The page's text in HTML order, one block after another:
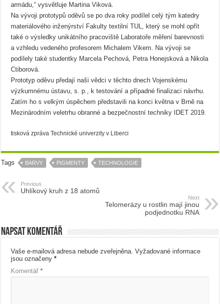
armádu,“ vysvětluje Martina Viková.
Na vývoji prototypů oděvů se po dva roky podílel celý tým katedry
materiálového inženýrství Fakulty textilní TUL, který se mohl opřít
také o výsledky unikátního pracoviště Laboratoře měření barevnosti
a vzhledu vedeného profesorem Michalem Vikem. Na vývoji se
podílely také studentky Marcela Pechová, Petra Honejsková a Nikola
Ctiborová.
Prototyp oděvu předají naši vědci v těchto dnech Vojenskému
výzkumnému ústavu, s. p., k testování a případné finalizaci návrhu.
Zatím ho s velkým úspěchem představili na konci května v Brně na
Mezinárodním veletrhu obranné a bezpečnostní techniky IDET 2019.
tisková zpráva Technické univerzity v Liberci
Tags BARVY PIGMENTY TECHNOLOGIE
Previous
Uhlíkový kruh z 18 atomů
Next
Telomerázy u rostlin mají jinou
podjednotku RNA
Napsat komentář
Vaše e-mailová adresa nebude zveřejněna. Vyžadované informace
jsou označeny*
Komentář*